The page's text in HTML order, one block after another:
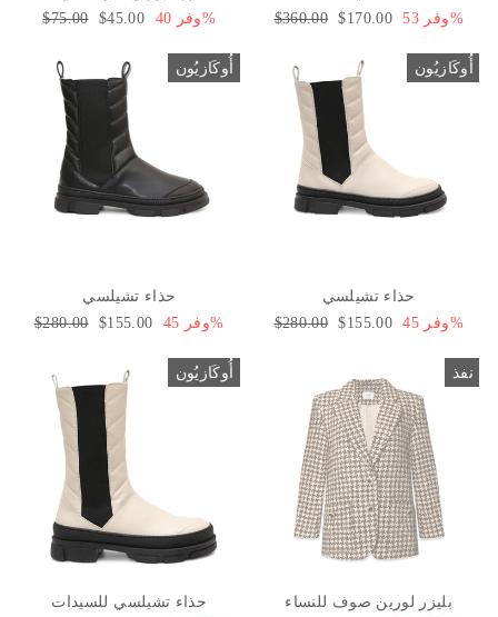
السعر
$75.00 سعر
$45.00 وفر 40%
السعر
$360.00 سعر
$170.00 وفر 53%
أُوكَازيُون
حذاء تشيلسي
السعر
$280.00 سعر
$155.00 وفر 45%
أُوكَازيُون
حذاء تشيلسي
السعر
$280.00 سعر
$155.00 وفر 45%
أُوكَازيُون
حذاء تشيلسي للسيدات
نفذ
بليزر لورين صوف للنساء